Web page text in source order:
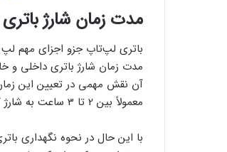
مدت زمان شارژ
باتری لپ‌تاپ جزو اجزای مهم
مدت زمان شارژ باتری داخلی و
آن نقش مهمی در تعیین این
معمولاً بین 2 تا 3 ساعت به شارژ کامل نیاز دارند.
با این حال در نحوه نگهداری